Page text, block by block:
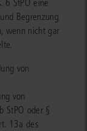
6 StPO eine
Begrenzung
wenn nicht gar
von
von
StPO oder §
13a des